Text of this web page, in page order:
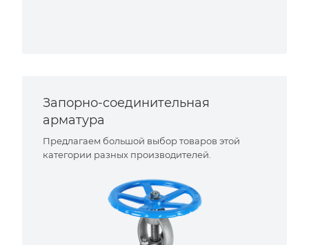
Запорно-соединительная
арматура
Предлагаем большой выбор товаров этой
категории разных производителей.